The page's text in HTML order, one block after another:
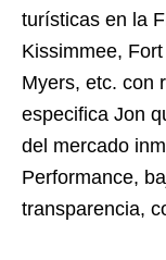
turísticas en la
Kissimmee,
Myers, etc. con
especifica Jon
del mercado
Performance,
transparencia,